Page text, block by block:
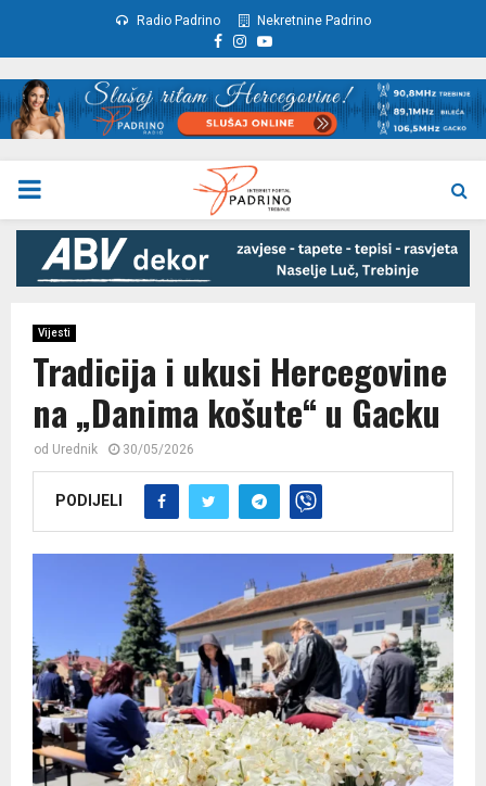
Radio Padrino Nekretnine Padrino
Facebook
Instagram
Youtube
PRIMARY
MENU
Vijesti
Tradicija i ukusi Hercegovine
na „Danima košute“ u Gacku
od Urednik 30/05/2026
PODIJELI